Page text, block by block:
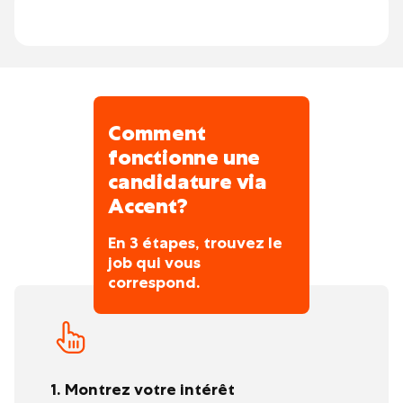
un plan de formation.
où l'innovation et la collaboration sont
centrales.Comment
fonctionne une
candidature via
Accent?
En 3 étapes, trouvez le
job qui vous
correspond.
1. Montrez votre intérêt